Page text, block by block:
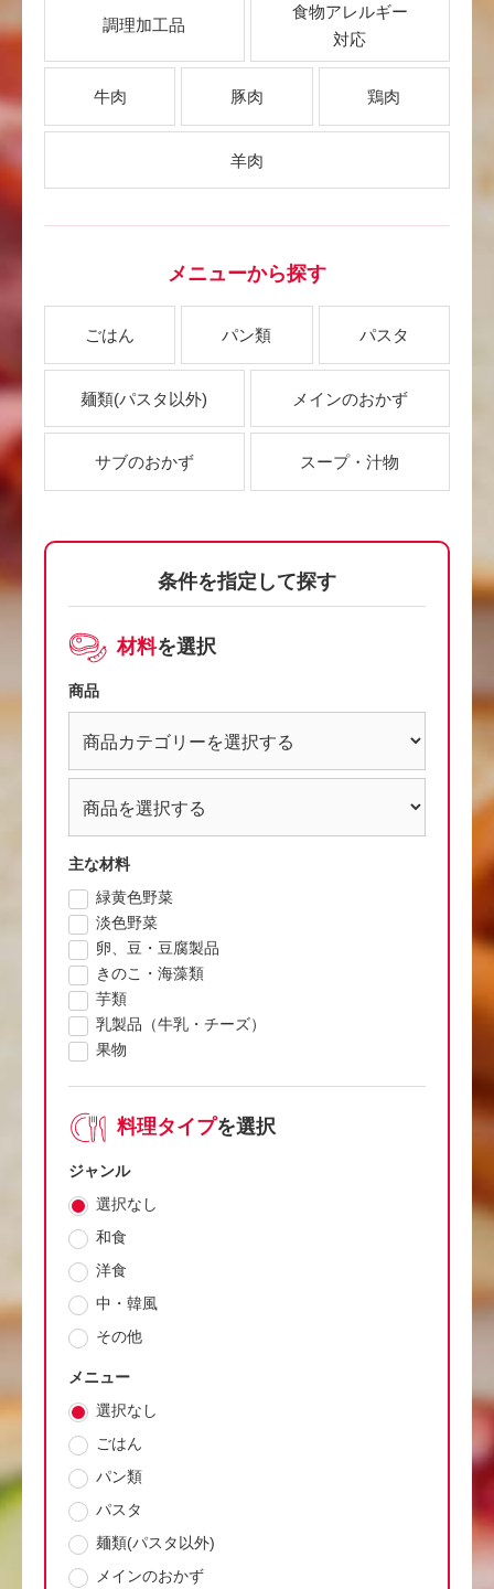
調理加工品
食物アレルギー
対応
牛肉 豚肉 鶏肉
羊肉
メニューから探す
ごはん パン類 パスタ
麺類(パスタ以外) メインのおかず
サブのおかず スープ・汁物
条件を指定して探す
材料を選択
商品
主な材料
緑黄色野菜
淡色野菜
卵、豆・豆腐製品
きのこ・海藻類
芋類
乳製品（牛乳・チーズ）
果物
料理タイプを選択
ジャンル
選択なし
和食
洋食
中・韓風
その他
メニュー
選択なし
ごはん
パン類
パスタ
麺類(パスタ以外)
メインのおかず